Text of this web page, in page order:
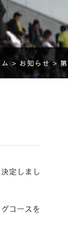
> お知らせ >
定しまし
コースを